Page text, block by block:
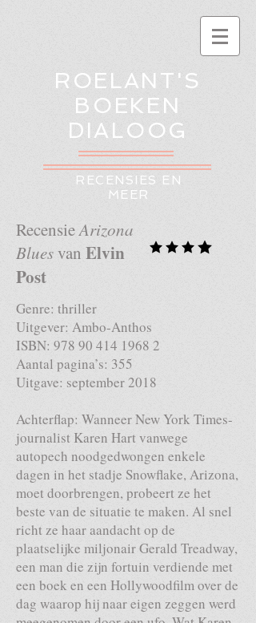
ROELANT'S
BOEKEN
DIALOOG
RECENSIES EN
MEER
RecensieArizona
Bluesvan Elvin
Post
Genre: thriller
Uitgever: Ambo-Anthos
ISBN: 978 90 414 1968 2
Aantal pagina’s: 355
Uitgave: september 2018
Achterflap: Wanneer New York Times-
journalist Karen Hart vanwege
autopech noodgedwongen enkele
dagen in het stadje Snowflake, Arizona,
moet doorbrengen, probeert ze het
beste van de situatie te maken. Al snel
richt ze haar aandacht op de
plaatselijke miljonair Gerald Treadway,
een man die zijn fortuin verdiende met
een boek en een Hollywoodfilm over de
dag waarop hij naar eigen zeggen werd